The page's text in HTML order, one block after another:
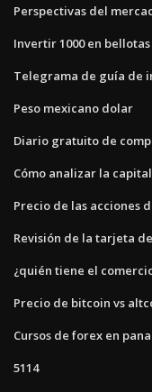
Perspectivas del
Invertir 1000 en bellotas
Telegrama de guía de
Peso mexicano dolar
Diario gratuito de
Cómo analizar la
Precio de las acciones
Revisión de la tarjeta
¿quién tiene el
Precio de bitcoin vs
Cursos de forex en
5114